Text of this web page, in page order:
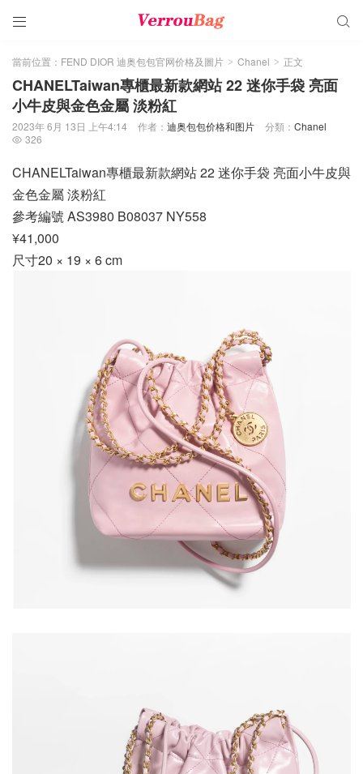
 
當前位置： FEND DIOR 迪奥包包官网价格及圖片 > Chanel > 正文
CHANELTaiwan專櫃最新款網站 22 迷你手袋 亮面
小牛皮與金色金屬 淡粉紅
2023年 6月 13日 上午4:14 作者： 迪奥包包价格和图片 分類： Chanel
 326
CHANELTaiwan專櫃最新款網站 22 迷你手袋 亮面小牛皮與
金色金屬 淡粉紅
參考編號 AS3980 B08037 NY558
¥41,000
尺寸20 × 19 × 6 cm